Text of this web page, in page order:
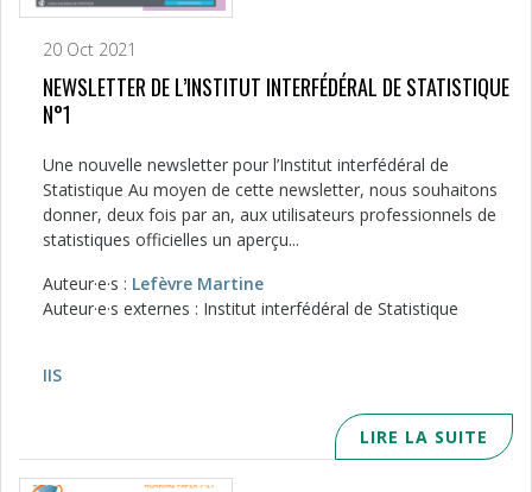
20 Oct 2021
NEWSLETTER DE L’INSTITUT INTERFÉDÉRAL DE STATISTIQUE
N°1
Une nouvelle newsletter pour l’Institut interfédéral de
Statistique Au moyen de cette newsletter, nous souhaitons
donner, deux fois par an, aux utilisateurs professionnels de
statistiques officielles un aperçu...
Auteur·e·s : Lefèvre Martine
Auteur·e·s externes : Institut interfédéral de Statistique
IIS
LIRE LA SUITE